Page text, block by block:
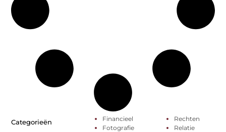
Categorieën
Financieel
Fotografie
Rechten
Relatie